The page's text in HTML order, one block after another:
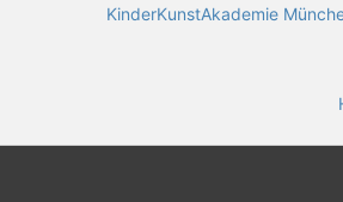
KinderKunstAkademie